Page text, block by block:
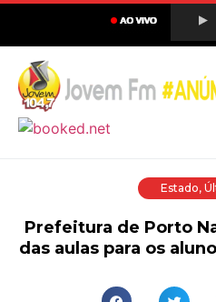
Estado,
Prefeitura de Porto
das aulas para os